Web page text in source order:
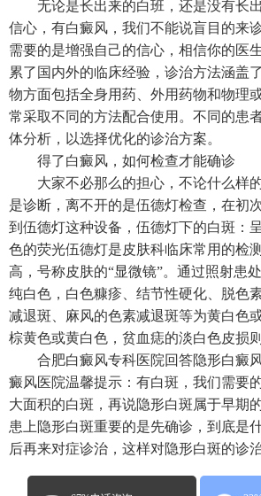
无论是长出来的白班，还是没有长
信心，有白癜风，我们不能说盲目的来
需要的是增强自己的信心，相信你的医
累了国内外的临床经验，诊治方法涵盖
物方面包括全身用药、外用药物和物理
常采取不同的方法配合使用。不同的患
体分析，以选择优化的诊治方案。
得了白癜风，如何检查才能确诊
大家不必那么的担心，不论什么样
是诊断，离不开的是伍德灯检查，在初
到伍德灯这种设备，伍德灯下的白斑：
色的荧光伍德灯是皮肤科临床常用的检
高，号称皮肤的“显微镜”。通过照射患
纯白色，白色糠疹、结节性硬化、脱色
减退斑、麻风的色素减退斑等为黄白色
棕黄色或黄白色，贫血痣的淡白色皮损
合肥白癜风专科医院回答隐形白癜风
癜风医院温馨提示：有白斑，我们需要
大面积的白斑，再说隐形白斑属于早期
患上隐形白斑重要的是先确诊，到底是
后再来对症诊治，这样对隐形白斑的诊